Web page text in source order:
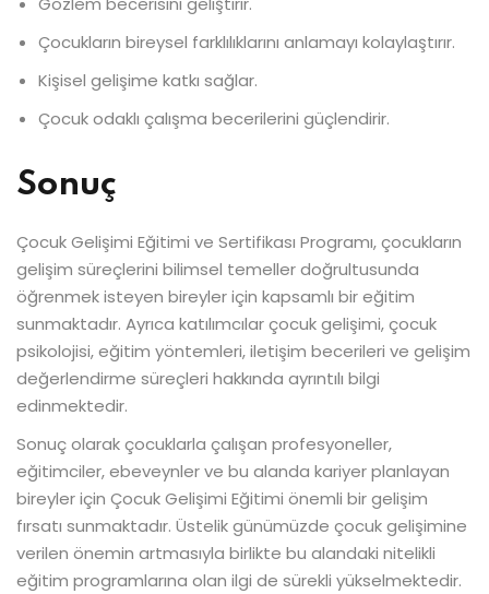
Çocukların bireysel farklılıklarını anlamayı kolaylaştırır.
Kişisel gelişime katkı sağlar.
Çocuk odaklı çalışma becerilerini güçlendirir.
Sonuç
Çocuk Gelişimi Eğitimi ve Sertifikası Programı, çocukların
gelişim süreçlerini bilimsel temeller doğrultusunda
öğrenmek isteyen bireyler için kapsamlı bir eğitim
sunmaktadır. Ayrıca katılımcılar çocuk gelişimi, çocuk
psikolojisi, eğitim yöntemleri, iletişim becerileri ve gelişim
değerlendirme süreçleri hakkında ayrıntılı bilgi
edinmektedir.
Sonuç olarak çocuklarla çalışan profesyoneller,
eğitimciler, ebeveynler ve bu alanda kariyer planlayan
bireyler için Çocuk Gelişimi Eğitimi önemli bir gelişim
fırsatı sunmaktadır. Üstelik günümüzde çocuk gelişimine
verilen önemin artmasıyla birlikte bu alandaki nitelikli
eğitim programlarına olan ilgi de sürekli yükselmektedir.